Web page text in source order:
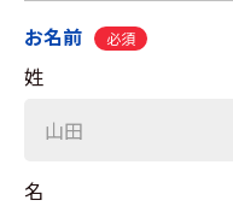
お名前 必須
姓
名